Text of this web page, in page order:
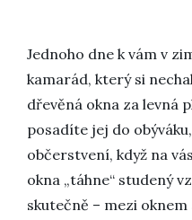
Jednoho dne k vám v
kamarád, který si
dřevěná okna za levná
posadíte jej do
občerstvení, když na
okna „táhne“ studený
skutečně – mezi